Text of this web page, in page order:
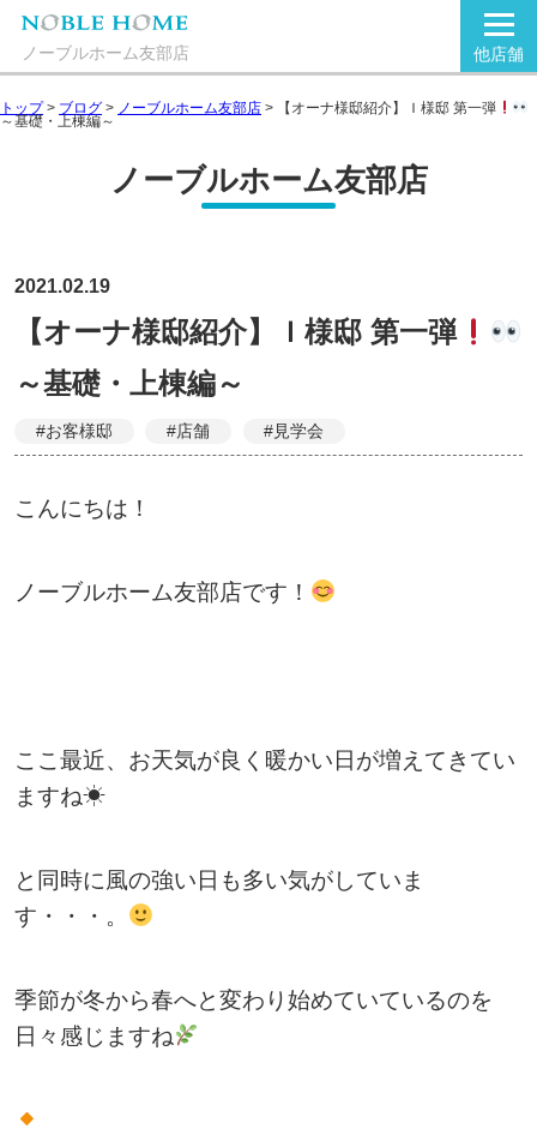
ノーブルホーム友部店 他店舗
トップ> ブログ > ノーブルホーム友部店 > 【オーナ様邸紹介】Ｉ様邸 第一弾
～基礎・上棟編～
ノーブルホーム友部店
2021.02.19
【オーナ様邸紹介】Ｉ様邸 第一弾
～基礎・上棟編～
#お客様邸 #店舗 #見学会
こんにちは！
ノーブルホーム友部店です！
ここ最近、お天気が良く暖かい日が増えてきてい
ますね☀
と同時に風の強い日も多い気がしていま
す・・・。
季節が冬から春へと変わり始めていているのを
日々感じますね